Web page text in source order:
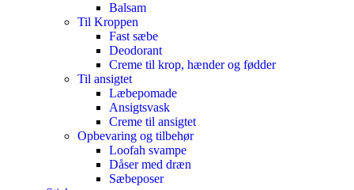
Balsam
Til Kroppen
Fast sæbe
Deodorant
Creme til krop, hænder og fødder
Til ansigtet
Læbepomade
Ansigtsvask
Creme til ansigtet
Opbevaring og tilbehør
Loofah svampe
Dåser med dræn
Sæbeposer